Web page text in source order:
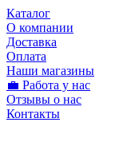
Каталог
О компании
Доставка
Оплата
Наши магазины
💼 Работа у нас
Отзывы о нас
Контакты